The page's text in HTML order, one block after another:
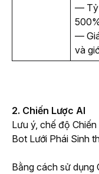
— Tỷ
—
và
2. Chiến Lược AI
Lưu ý, chế độ
Bot Lưới Phái Sinh
Bằng cách sử dụng